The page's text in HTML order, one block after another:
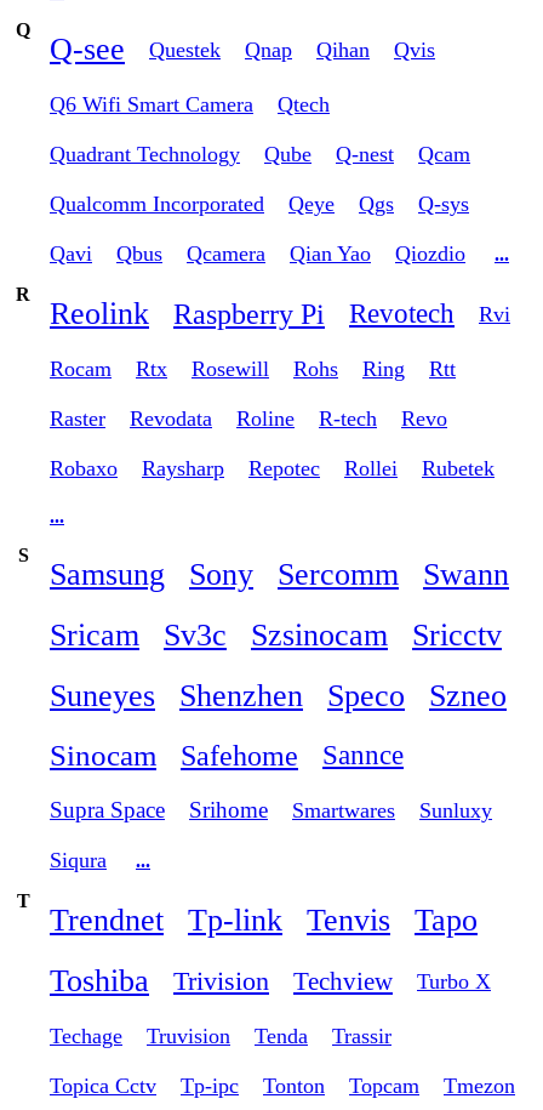
Q
Q-see Questek Qnap Qihan Qvis
Q6 Wifi Smart Camera Qtech
Quadrant Technology Qube Q-nest Qcam
Qualcomm Incorporated Qeye Qgs Q-sys
Qavi Qbus Qcamera Qian Yao Qiozdio
...
R
Reolink Raspberry Pi Revotech Rvi
Rocam Rtx Rosewill Rohs Ring Rtt
Raster Revodata Roline R-tech Revo
Robaxo Raysharp Repotec Rollei Rubetek
...
S
Samsung Sony Sercomm
Swann
Sricam
Sv3c Szsinocam
Sricctv
Suneyes
Shenzhen Speco Szneo
Sinocam Safehome Sannce
Supra Space Srihome Smartwares Sunluxy
Siqura
...
T
Trendnet Tp-link Tenvis
Tapo
Toshiba
Trivision Techview Turbo X
Techage Truvision Tenda Trassir
Topica Cctv Tp-ipc Tonton Topcam Tmezon